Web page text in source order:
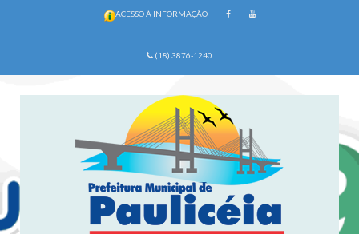
ACESSO À INFORMAÇÃO
(18) 3876-1240